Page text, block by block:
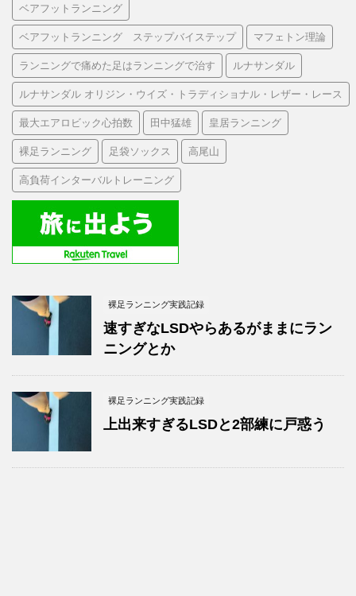
ベアフットランニング
ベアフットランニング ステップバイステップ マフェトン理論
ランニングで痛めた足はランニングで治す ルナサンダル
ルナサンダル オリジン・ウイズ・トラディショナル・レザー・レース
最大エアロビック心拍数 田中猛雄 皇居ランニング
裸足ランニング 足袋ソックス 高尾山
高負荷インターバルトレーニング
裸足ランニング実践記録
速すぎなLSDやらあるがままにラン
ニングとか
裸足ランニング実践記録
上出来すぎるLSDと2部練に戸惑う